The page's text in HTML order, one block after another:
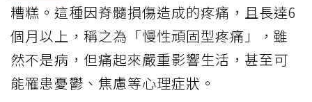
糟糕。這種因脊髓損傷造成的疼痛，且長達6
個月以上，稱之為「慢性頑固型疼痛」，雖
然不是病，但痛起來嚴重影響生活，甚至可
能罹患憂鬱、焦慮等心理症狀。